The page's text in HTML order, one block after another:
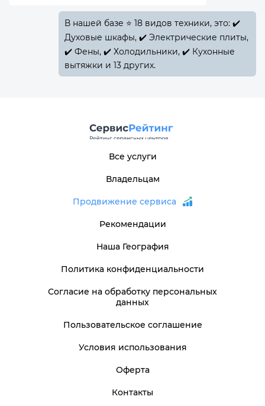
В нашей базе ⭐ 18 видов техники, это: ✔️
Духовые шкафы, ✔️ Электрические плиты,
✔️ Фены, ✔️ Холодильники, ✔️ Кухонные
вытяжки и 13 других.
Все услуги
Владельцам
Продвижение сервиса
Рекомендации
Наша География
Политика конфиденциальности
Согласие на обработку персональных
данных
Пользовательское соглашение
Условия использования
Оферта
Контакты